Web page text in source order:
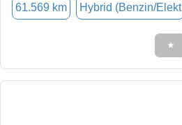
61.569 km Hybrid (Benzin/Elekt
★